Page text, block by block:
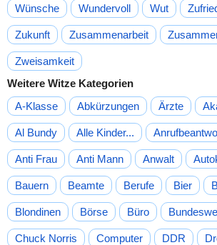
Wünsche Wundervoll Wut
Zukunft Zusammenarbeit
Zweisamkeit
Weitere Witze Kategorien
A-Klasse
Abkürzungen Ärzte
Al Bundy Alle Kinder...
Anti Frau Anti Mann Anwalt
Bauern Beamte Berufe Bier
Blondinen Börse Büro
Chuck Norris Computer DDR